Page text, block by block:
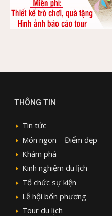
THÔNG TIN
Tin tức
Món ngon – Điểm đẹp
Khám phá
Kinh nghiệm du lịch
Tổ chức sự kiện
Lễ hội bốn phương
Tour du lịch